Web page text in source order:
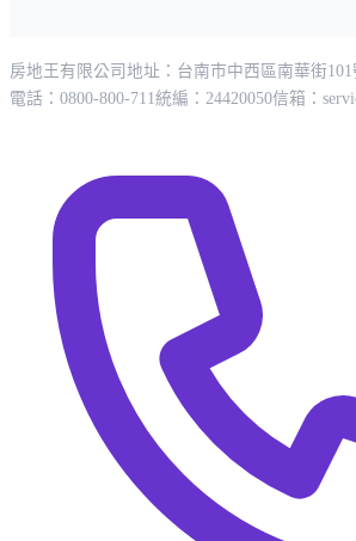
房地王有限公司 地址：台南市中西區南華街101
電話：0800-800-711統編：24420050信箱：